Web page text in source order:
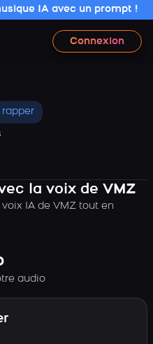
IA avec un prompt !
Connexion
rapper
la voix de VMZ
IA de VMZ tout en
audio